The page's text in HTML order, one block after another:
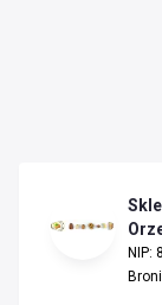
NIP: